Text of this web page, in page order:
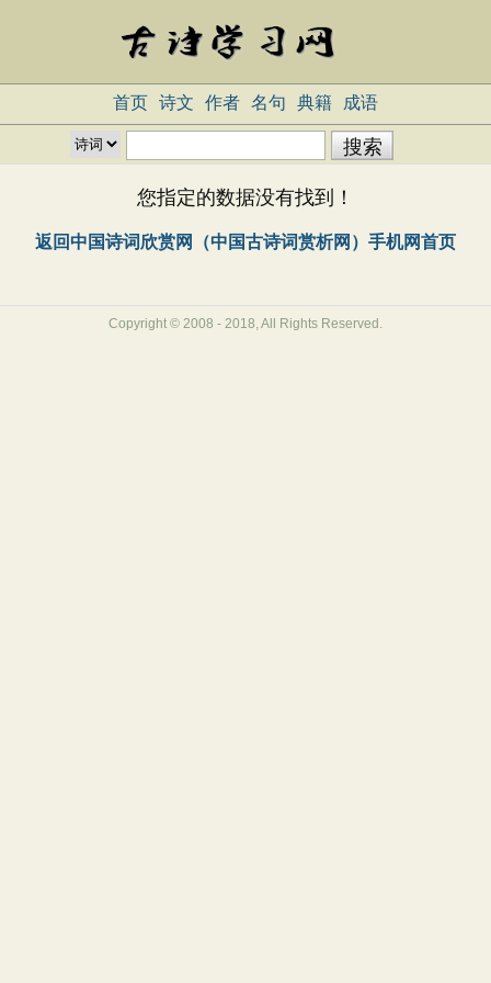
首页 诗文 作者 名句 典籍 成语
您指定的数据没有找到！
返回中国诗词欣赏网（中国古诗词赏析网）手机网首页
Copyright © 2008 - 2018, All Rights Reserved.